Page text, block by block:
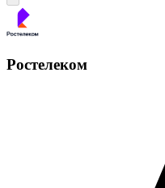
Ростелеком